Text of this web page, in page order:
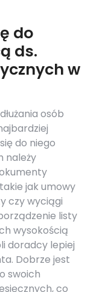
do
ds.
w
osób
do niego
należy
jak umowy
czy wyciągi
listy
wysokością
doradcy lepiej
Dobrze jest
swoich
co